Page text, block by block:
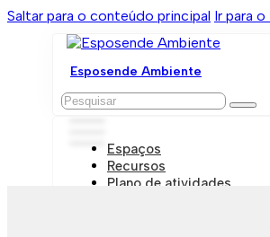
Saltar para o conteúdo principal Ir para
Esposende Ambiente
Pesquisar
Espaços
Recursos
Plano de atividades